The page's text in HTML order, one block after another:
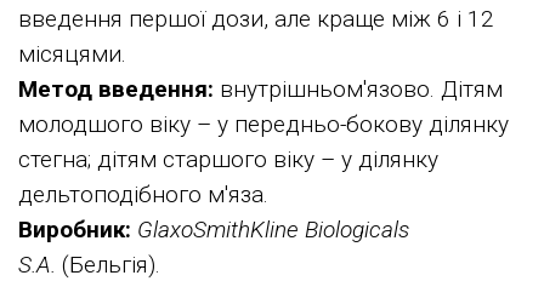
введення першої дози, але краще між 6 і 12
місяцями.
Метод введення: внутрішньом'язово. Дітям
молодшого віку – у передньо-бокову ділянку
стегна; дітям старшого віку – у ділянку
дельтоподібного м'яза.
Виробник: GlaxoSmithKline Biologicals
S.A. (Бельгія).